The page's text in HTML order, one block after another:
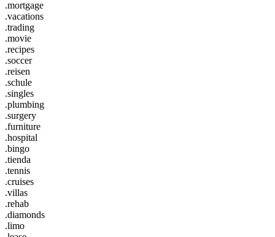
.mortgage
.vacations
.trading
.movie
.recipes
.soccer
.reisen
.schule
.singles
.plumbing
.surgery
.furniture
.hospital
.bingo
.tienda
.tennis
.cruises
.villas
.rehab
.diamonds
.limo